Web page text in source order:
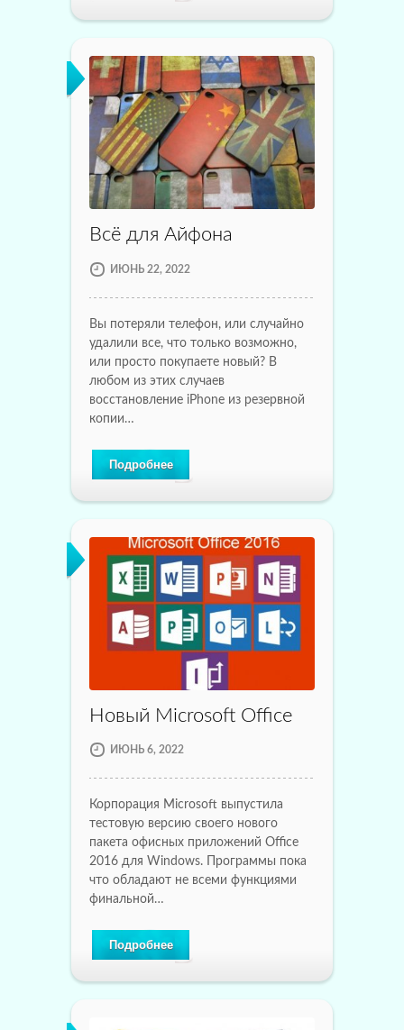
Всё для Айфона
ИЮНЬ 22, 2022
Вы потеряли телефон, или случайно
удалили все, что только возможно,
или просто покупаете новый? В
любом из этих случаев
восстановление iPhone из резервной
копии…
Подробнее
Новый Microsoft Office
ИЮНЬ 6, 2022
Корпорация Microsoft выпустила
тестовую версию своего нового
пакета офисных приложений Office
2016 для Windows. Программы пока
что обладают не всеми функциями
финальной…
Подробнее